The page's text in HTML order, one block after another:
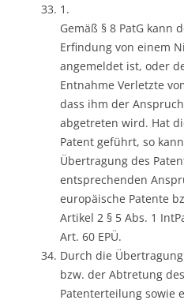
1.
Gemäß § 8 PatG kann
Erfindung von einem
angemeldet ist, oder
Entnahme Verletzte
dass ihm der
abgetreten wird. Hat
Patent geführt, so
Übertragung des
entsprechenden
europäische Patente
Artikel 2 § 5 Abs. 1
Art. 60 EPÜ.
Durch die
bzw. der Abtretung
Patenterteilung sowie